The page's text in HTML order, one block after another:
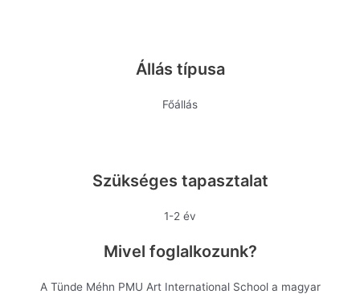
Állás típusa
Főállás
Szükséges tapasztalat
1-2 év
Mivel foglalkozunk?
A Tünde Méhn PMU Art International School a magyar